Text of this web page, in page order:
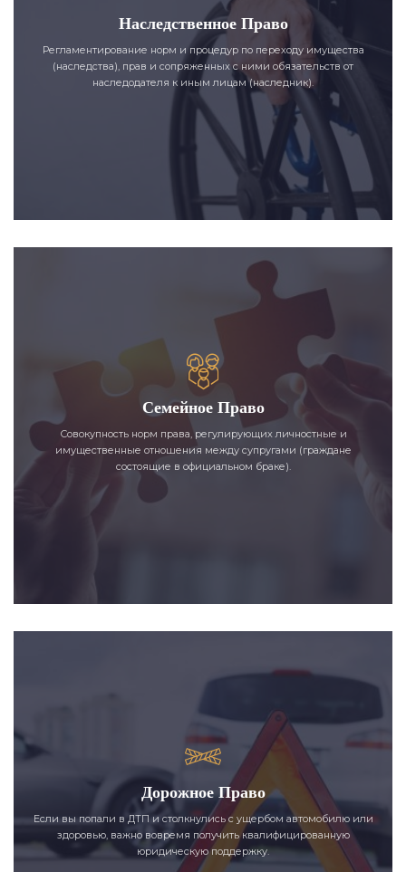
Наследственное Право
Регламентирование норм и процедур по переходу имущества
(наследства), прав и сопряженных с ними обязательств от
наследодателя к иным лицам (наследник).
Семейное Право
Совокупность норм права, регулирующих личностные и
имущественные отношения между супругами (граждане
состоящие в официальном браке).
Дорожное Право
Если вы попали в ДТП и столкнулись с ущербом автомобилю или
здоровью, важно вовремя получить квалифицированную
юридическую поддержку.